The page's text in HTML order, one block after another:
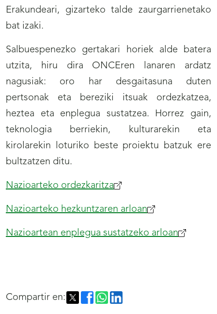
Erakundeari, gizarteko talde zaurgarrienetako
bat izaki.
Salbuespenezko gertakari horiek alde batera
utzita, hiru dira ONCEren lanaren ardatz
nagusiak: oro har desgaitasuna duten
pertsonak eta bereziki itsuak ordezkatzea,
heztea eta enplegua sustatzea. Horrez gain,
teknologia berriekin, kulturarekin eta
kirolarekin loturiko beste proiektu batzuk ere
bultzatzen ditu.
Nazioarteko ordezkaritza
Nazioarteko hezkuntzaren arloan
Nazioartean enplegua sustatzeko arloan
Compartir en: